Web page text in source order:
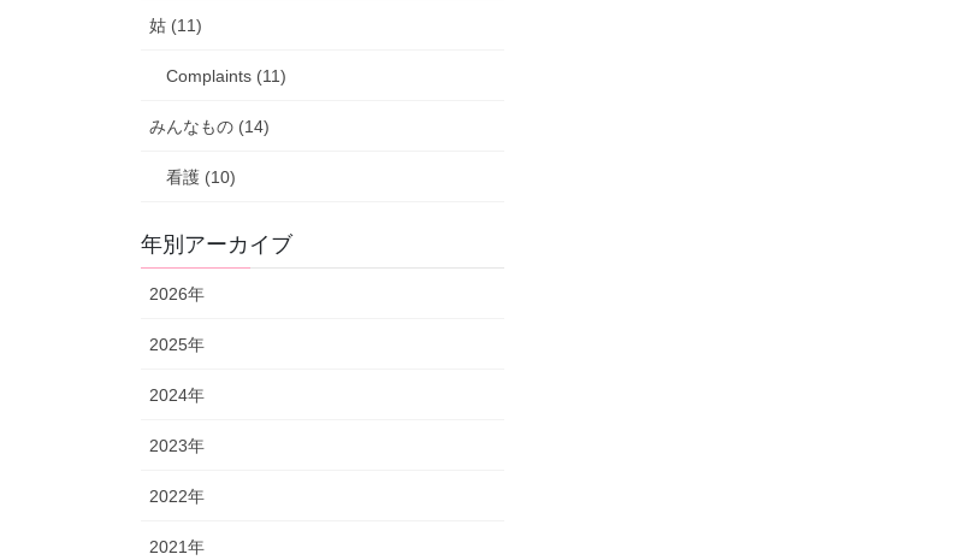
姑 (11)
Complaints (11)
みんなもの (14)
看護 (10)
年別アーカイブ
2026年
2025年
2024年
2023年
2022年
2021年